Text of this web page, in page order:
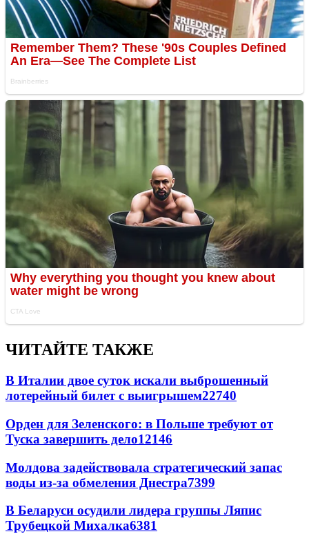
ЧИТАЙТЕ ТАКЖЕ
В Италии двое суток искали выброшенный
лотерейный билет с выигрышем22740
Орден для Зеленского: в Польше требуют от
Туска завершить дело12146
Молдова задействовала стратегический запас
воды из-за обмеления Днестра7399
В Беларуси осудили лидера группы Ляпис
Трубецкой Михалка6381